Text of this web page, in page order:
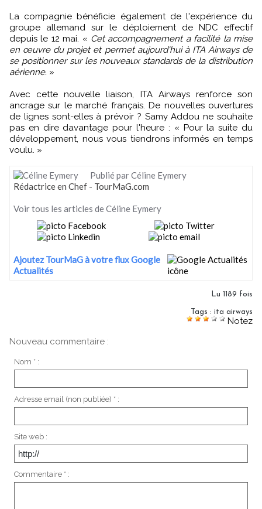
La compagnie bénéficie également de l'expérience du
groupe allemand sur le déploiement de NDC effectif
depuis le 12 mai. « Cet accompagnement a facilité la mise
en œuvre du projet et permet aujourd'hui à ITA Airways de
se positionner sur les nouveaux standards de la distribution
aérienne. »
Avec cette nouvelle liaison, ITA Airways renforce son
ancrage sur le marché français. De nouvelles ouvertures
de lignes sont-elles à prévoir ? Samy Addou ne souhaite
pas en dire davantage pour l'heure : « Pour la suite du
développement, nous vous tiendrons informés en temps
voulu. »
Publié par Céline Eymery
Rédactrice en Chef - TourMaG.com
Voir tous les articles de Céline Eymery
Ajoutez TourMaG à votre flux Google
Actualités
Lu 1189 fois
Tags : ita airways
Notez
Nouveau commentaire :
Nom * :
Adresse email (non publiée) * :
Site web :
Commentaire * :